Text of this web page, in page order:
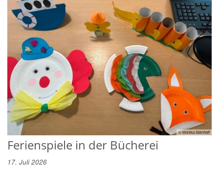
© Monika Steinhoff
Ferienspiele in der Bücherei
17. Juli 2026